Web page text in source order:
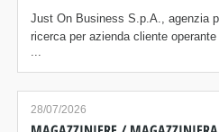
Just On Business S.p.A., agenzia
ricerca per azienda cliente
serramenti: Addetto/a al
inserita all'interno del reparto
di: - Gestione ed evasione degli
della merce - Contatto con fornitori -
della merce sui vari scaff
...
28/07/2026